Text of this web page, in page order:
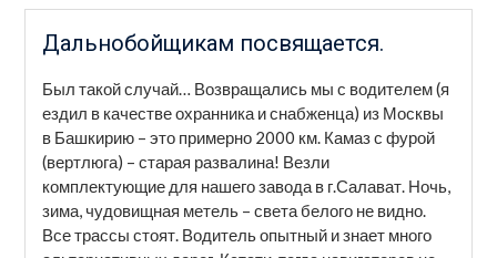
Дальнобойщикам посвящается.
Был такой случай… Возвращались мы с водителем (я
ездил в качестве охранника и снабженца) из Москвы
в Башкирию – это примерно 2000 км. Камаз с фурой
(вертлюга) – старая развалина! Везли
комплектующие для нашего завода в г.Салават. Ночь,
зима, чудовищная метель – света белого не видно.
Все трассы стоят. Водитель опытный и знает много